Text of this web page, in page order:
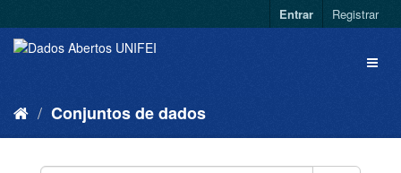
Entrar Registrar
Conjuntos de dados